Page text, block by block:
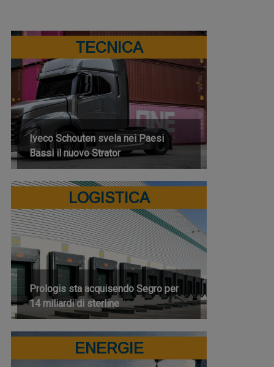
TECNICA
Iveco Schouten svela nei Paesi
Bassi il nuovo Strator
LOGISTICA
Prologis sta acquisendo Segro per
14 miliardi di sterline
ENERGIE